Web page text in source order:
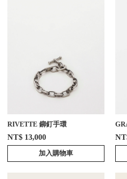
RIVETTE 鉚釘手環
NT$ 13,000
加入購物車